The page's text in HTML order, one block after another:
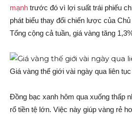
mạnh trước đó vì lợi suất trái phiếu
phát biểu thay đổi chiến lược của
Tổng cộng cả tuần, giá vàng tăng
Giá vàng thế giới vài ngày qua liên
Đồng bạc xanh hôm qua xuống thấp
rổ tiền tệ lớn. Việc này giúp vàng rẻ